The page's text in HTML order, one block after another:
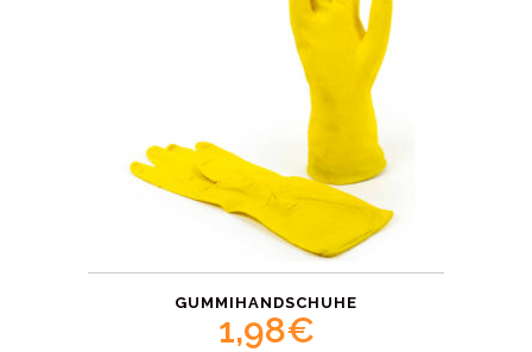
GUMMIHANDSCHUHE
1,98€